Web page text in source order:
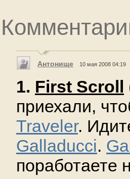
Антонище 10 мая 2008 04:19
1. First Scroll
приехали,
Traveler.
Galladucci.
поработаете